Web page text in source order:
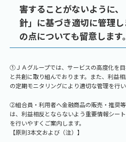
害することがないように
針」に基づき適切に管理
の点についても留意します。
①ＪＡグループでは、サービスの高度化を
と共創に取り組んでおります。また、利益
の定期モニタリングにより適切な管理を行い
②組合員・利用者へ金融商品の販売・推奨
は、利益相反とならないよう重要情報シー
を行いやすくご案内します。
【原則3本文および（注）】